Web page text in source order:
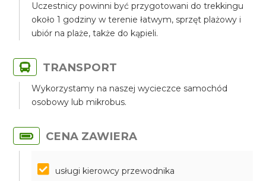
Uczestnicy powinni być przygotowani do trekkingu
około 1 godziny w terenie łatwym, sprzęt plażowy i
ubiór na plaże, także do kąpieli.
TRANSPORT
Wykorzystamy na naszej wycieczce samochód
osobowy lub mikrobus.
CENA ZAWIERA
usługi kierowcy przewodnika